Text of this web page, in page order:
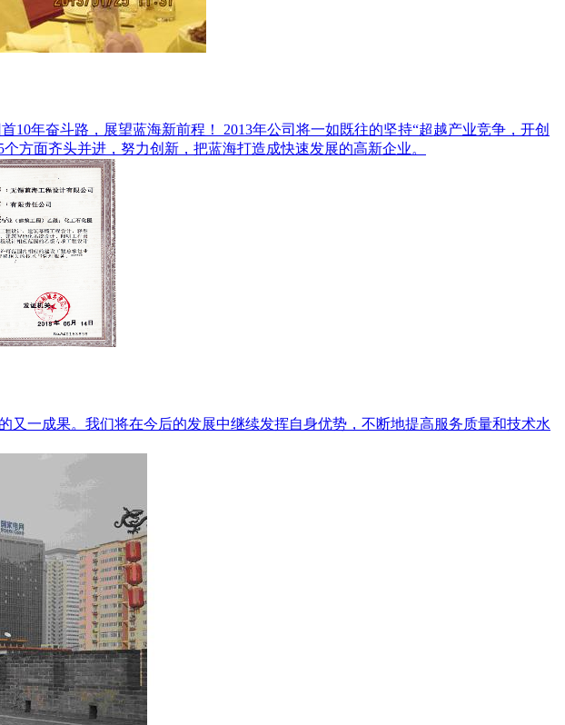
年奋斗路，展望蓝海新前程！ 2013年公司将一如既往的坚持“超越产业竞争，开创
方面齐头并进，努力创新，把蓝海打造成快速发展的高新企业。
一成果。我们将在今后的发展中继续发挥自身优势，不断地提高服务质量和技术水